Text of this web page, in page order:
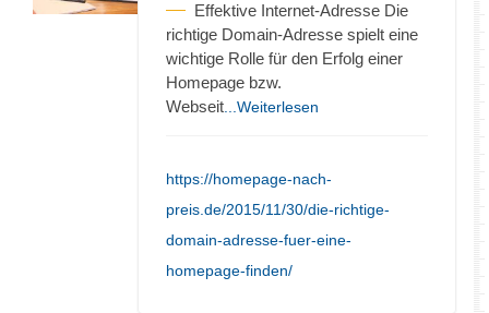
Effektive Internet-Adresse Die
richtige Domain-Adresse spielt eine
wichtige Rolle für den Erfolg einer
Homepage bzw.
Webseit ...Weiterlesen
https://homepage-nach-
preis.de/2015/11/30/die-richtige-
domain-adresse-fuer-eine-
homepage-finden/